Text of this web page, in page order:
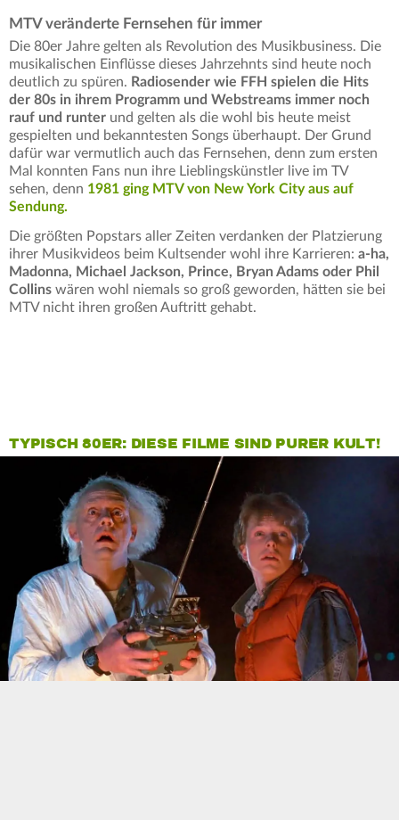
MTV veränderte Fernsehen für immer
Die 80er Jahre gelten als Revolution des Musikbusiness. Die
musikalischen Einflüsse dieses Jahrzehnts sind heute noch
deutlich zu spüren. Radiosender wie FFH spielen die Hits
der 80s in ihrem Programm und Webstreams immer noch
rauf und runter und gelten als die wohl bis heute meist
gespielten und bekanntesten Songs überhaupt. Der Grund
dafür war vermutlich auch das Fernsehen, denn zum ersten
Mal konnten Fans nun ihre Lieblingskünstler live im TV
sehen, denn 1981 ging MTV von New York City aus auf
Sendung.
Die größten Popstars aller Zeiten verdanken der Platzierung
ihrer Musikvideos beim Kultsender wohl ihre Karrieren: a-ha,
Madonna, Michael Jackson, Prince, Bryan Adams oder Phil
Collins wären wohl niemals so groß geworden, hätten sie bei
MTV nicht ihren großen Auftritt gehabt.
TYPISCH 80ER: DIESE FILME SIND PURER KULT!